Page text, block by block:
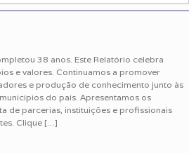
38 anos. Este Relatório celebra
e valores. Continuamos a promover
e produção de conhecimento junto às
do país. Apresentamos os
de parcerias, instituições e profissionais
Clique […]